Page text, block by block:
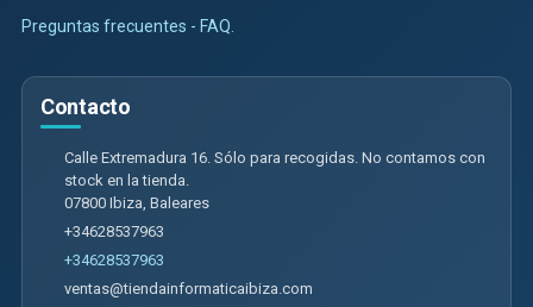
Preguntas frecuentes - FAQ.
Contacto
Calle Extremadura 16. Sólo para recogidas. No contamos con
stock en la tienda.
07800 Ibiza, Baleares
+34628537963
+34628537963
ventas@tiendainformaticaibiza.com